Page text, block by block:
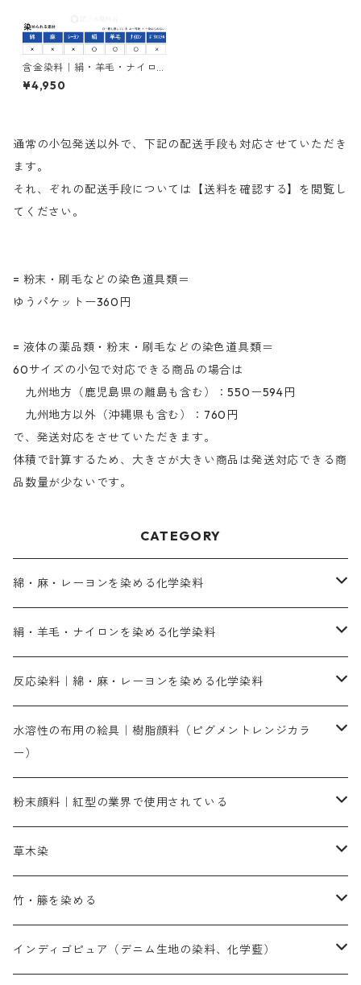
含金染料｜絹・羊毛・ナイロ
ンを染める｜100g｜イルガラ
ンブルーFBLN200％（暗めの
¥4,950
通常の小包発送以外で、下記の配送手段も対応させていただき
ます。
それ、ぞれの配送手段については【送料を確認する】を閲覧し
てください。
= 粉末・刷毛などの染色道具類＝
ゆうパケットー360円
= 液体の薬品類・粉末・刷毛などの染色道具類＝
60サイズの小包で対応できる商品の場合は
九州地方（鹿児島県の離島も含む）：550ー594円
九州地方以外（沖縄県も含む）：760円
で、発送対応をさせていただきます。
体積で計算するため、大きさが大きい商品は発送対応できる商
品数量が少ないです。
CATEGORY
綿・麻・レーヨンを染める化学染料
直接染料－染色手順が簡単
人気のおすすめ直接染料
染色に必要な薬品類
橙色系
青色系
絹・羊毛・ナイロンを染める化学染料
お買い得品
染料一覧
人気のおすすめ染料
染色に必要な薬品類
補助薬品
反応染料｜綿・麻・レーヨンを染める化学染料
お勧めの3原色（赤・青・黄色）
お勧め｜スミフィックス～
3原色以外の色目
赤色
染色に必要な薬品
アルカリ剤
補助薬品
捺染に必要な材料
捺染糊
水溶性の布用の絵具｜樹脂顔料（ピグメントレンジカラ
ー）
ネオカラー（色）
内容量：100g
内容量：500g
バィンダー（定着剤）
増粘剤
黄色系
粉末顔料｜紅型の業界で使用されている
赤色系
本洋紅
代用朱黄色口
黄色系
ファストエロ―10GN（鮮やかな黄色）
青色系
草木染
植物染料
人気のおすすめ植物染料
濃染処理剤｜ソルバックスPS－900
竹・籐を染める
人気のおすすめ竹・藤を染める染料
インディゴピュア（デニム生地の染料、化学藍）